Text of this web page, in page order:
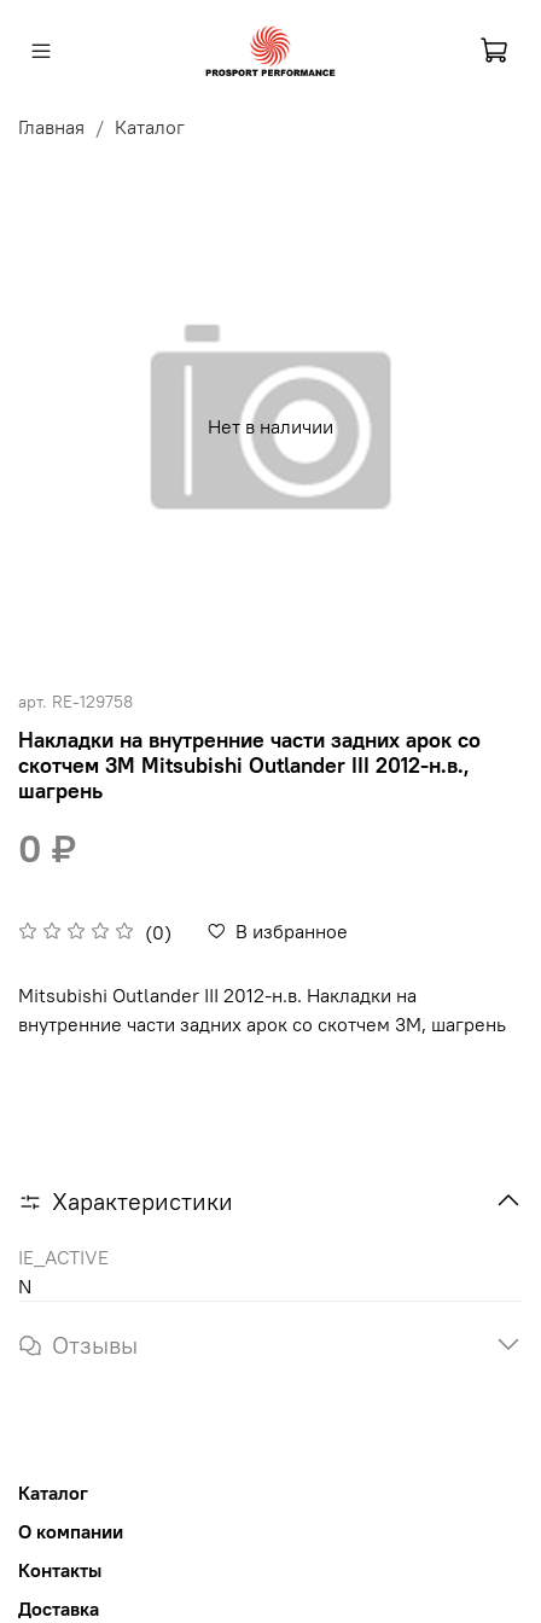
Главная Каталог
Нет в наличии
арт. RE-129758
Накладки на внутренние части задних арок со
скотчем 3М Mitsubishi Outlander III 2012-н.в.,
шагрень
(0) В избранное
0 ₽
Mitsubishi Outlander III 2012-н.в. Накладки на
внутренние части задних арок со скотчем 3М, шагрень
Характеристики
IE_ACTIVE
N
Отзывы
Каталог
О компании
Контакты
Доставка